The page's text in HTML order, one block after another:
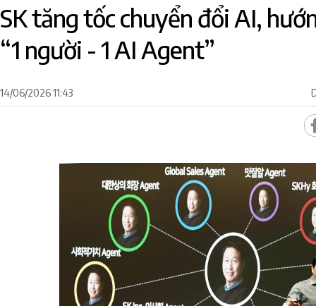
SK tăng tốc chuyển đổi AI,
“1 người - 1 AI Agent”
14/06/2026 11:43